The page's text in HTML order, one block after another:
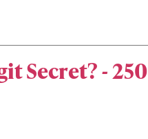
Secret? - 250